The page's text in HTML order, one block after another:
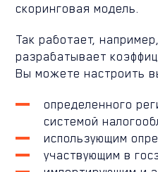
скоринговая модель.
Так работает, например,
разрабатывает
Вы можете настроить
определенного
системой
использующим
участвующим в